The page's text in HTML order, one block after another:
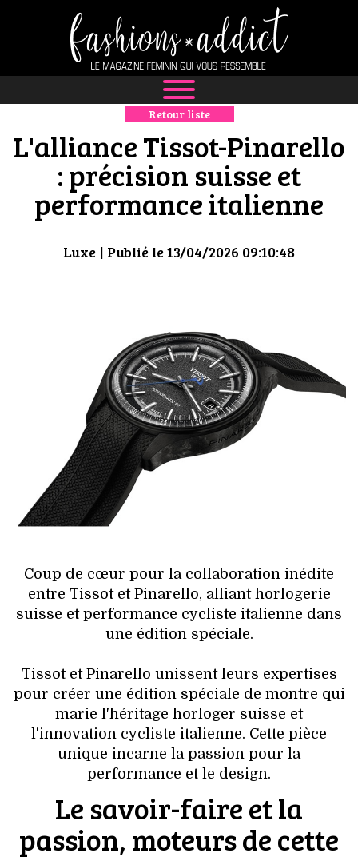
NEWS
MODE
LUXE
DÉFILÉS
HIGH TECH
MAISON
AUTO
LIEUX TENDANCES
MODE DE RUE
JEUNES CRÉATEURS
HISTOIRE DES MARQUES
DÉCO
VOYAGES & LOISIRS
Retour liste
L'alliance Tissot-Pinarello
: précision suisse et
performance italienne
Luxe | Publié le 13/04/2026 09:10:48
Coup de cœur pour la collaboration inédite
entre Tissot et Pinarello, alliant horlogerie
suisse et performance cycliste italienne dans
une édition spéciale.
Tissot et Pinarello unissent leurs expertises
pour créer une édition spéciale de montre qui
marie l'héritage horloger suisse et
l'innovation cycliste italienne. Cette pièce
unique incarne la passion pour la
performance et le design.
Le savoir-faire et la
passion, moteurs de cette